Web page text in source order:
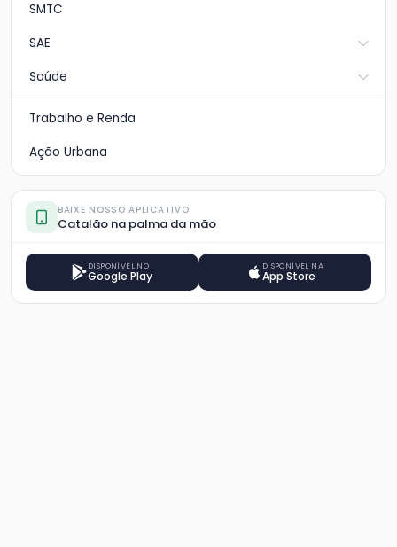
SMTC
SAE
Saúde
Trabalho e Renda
Ação Urbana
BAIXE NOSSO APLICATIVO
Catalão na palma da mão
DISPONÍVEL NO
Google Play
DISPONÍVEL NA
App Store